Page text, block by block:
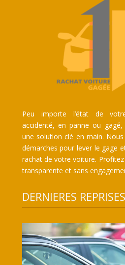
Peu importe l’état de
accidenté, en panne ou
une solution clé en main.
démarches pour lever le gage
rachat de votre voiture.
transparente et sans
DERNIERES REPRISES